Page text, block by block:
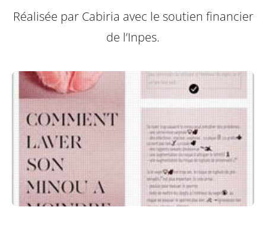
Réalisée par Cabiria avec le soutien financier
de l’Inpes.